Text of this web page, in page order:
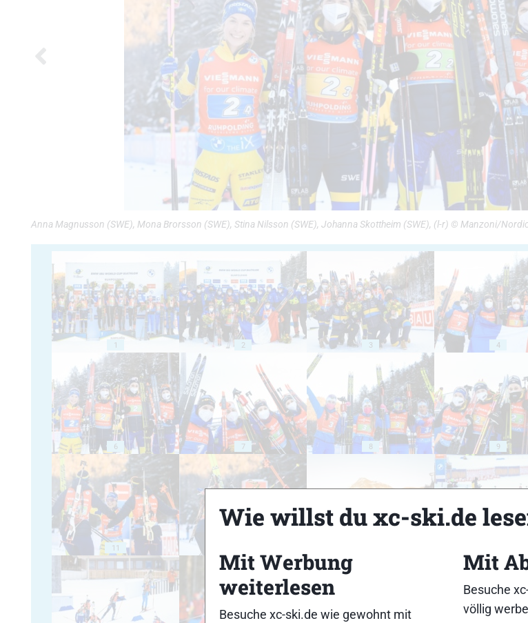
Anna Magnusson (SWE), Mona Brorsson (SWE), Stina Nilsson (SWE), Johanna Skottheim (SWE), (l-r) © Manzoni/
1 2 3 4
6 7 8 9
11
Wie willst du xc-ski.de
Mit Werbung
weiterlesen
Besuche xc-ski.de wie gewohnt mit
Mit
Besuche
völlig